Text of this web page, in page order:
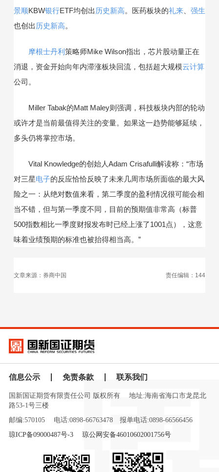
景顺KBW银行ETF均创出 历史新高。医药板块的礼来、 强生
也创出 历史新高。
摩根士丹利 策略师Mike Wilson指出，芯片股动量正在
消退，资金开始向年内滞涨板块回流，包括超大规模云计算
公司。
Miller Tabak的Matt Maley则强调，科技板块内部的轮动
或许才是当前最值得关注的变量。如果这一趋势能够延续，
多头仍将掌控市场。
Vital Knowledge的创始人Adam Crisafulli解读称：“市场
对三星电子的反应恰恰反映了未来几周市场所面临的最大风
险之一：从绝对数值来看，第二季度的盈利情况很可能会相
当不错，但与第一季度不同，目前的预期值非常高（标普
500指数相比一季度财报发布时已经上涨了1001点），这意
味着业绩预期的标准也被抬得相当高。”
文章来源：券商中国 责任编辑：144
信息公示 免责条款 联系我们
国新国证期货有限责任公司 版权所有
地址:海南省海口市龙昆北
路53-1号三楼
邮编:570105
电话:0898-66763478
报单电话:0898-66566456
琼ICP备09000487号-3
琼公网安备46010602001756号